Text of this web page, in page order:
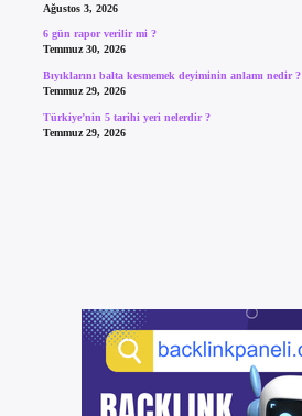
Ağustos 3, 2026
6 gün rapor verilir mi ?
Temmuz 30, 2026
Bıyıklarını balta kesmemek deyiminin anlamı nedir ?
Temmuz 29, 2026
Türkiye’nin 5 tarihi yeri nelerdir ?
Temmuz 29, 2026